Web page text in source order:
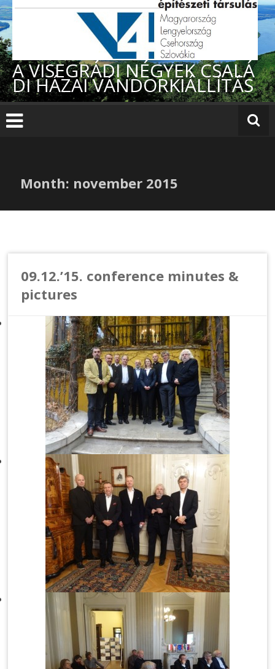
Skip
to
content
A VISEGRÁDI NÉGYEK CSALÁ
DI HÁZAI VÁNDORKIÁLLÍTÁS
Month: november 2015
09.12.’15. conference minutes &
pictures